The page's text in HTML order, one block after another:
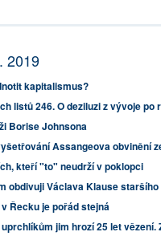
2019
kapitalismus?
listů 246. O deziluzi z vývoje po
Borise Johnsona
Assangeova obvinění
kteří "to" neudrží v poklopci
obdivuji Václava Klause staršího
Řecku je pořád stejná
jim hrozí 25 let vězení.